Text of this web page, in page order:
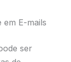
em E-mails
ser